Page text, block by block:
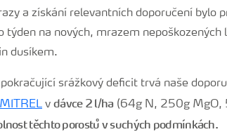
a získání relevantních doporučení bylo
týden na nových, mrazem
dusíkem.
srážkový deficit trvá naše
v dávce 2 l/ha (64g N, 250g MgO,
těchto porostů v suchých podmínkách.